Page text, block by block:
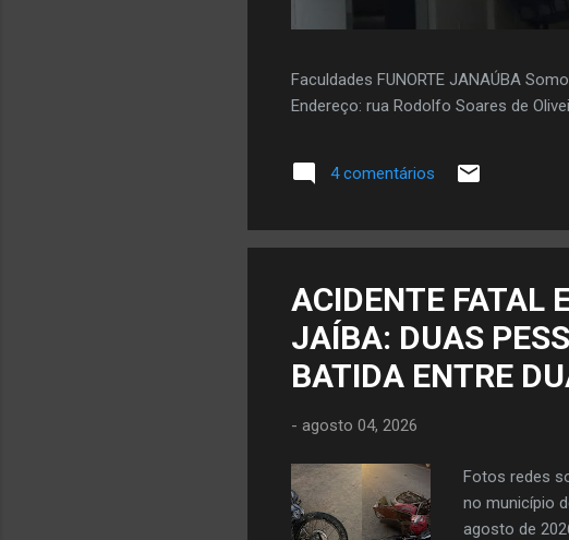
Faculdades FUNORTE JANAÚBA
Endereço: rua Rodolfo Soares de
4 comentários
ACIDENTE FATAL
JAÍBA: DUAS
BATIDA ENTRE
- agosto 04, 2026
Fotos redes
no município
agosto de